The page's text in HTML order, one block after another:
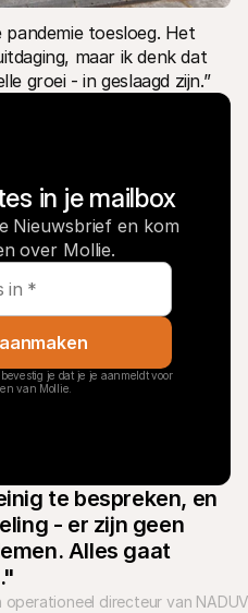
toesloeg. Het
maar ik denk dat
groei - in geslaagd zijn.”
in je mailbox
Nieuwsbrief en kom
over Mollie.
je dat je je aanmeldt voor
van Mollie.
te bespreken, en
- er zijn geen
Alles gaat
directeur van